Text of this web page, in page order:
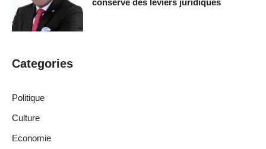
Categories
Politique
Culture
Economie